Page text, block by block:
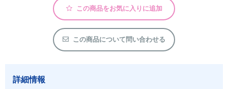
カテゴリで検索する
この商品をお気に入りに追加
この商品について問い合わせる
詳細情報